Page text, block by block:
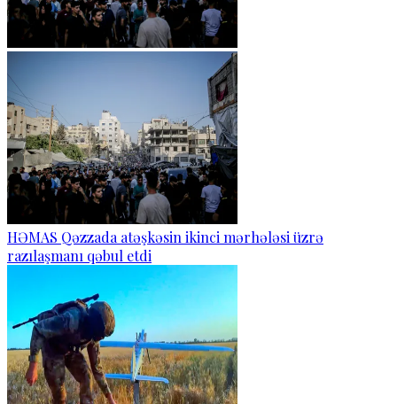
HƏMAS Qəzzada atəşkəsin ikinci mərhələsi üzrə
razılaşmanı qəbul etdi